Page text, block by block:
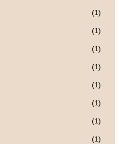
(1)
(1)
(1)
(1)
(1)
(1)
(1)
(1)